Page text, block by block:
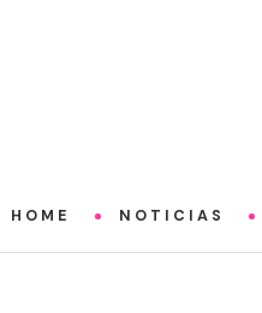
HOME NOTICIAS